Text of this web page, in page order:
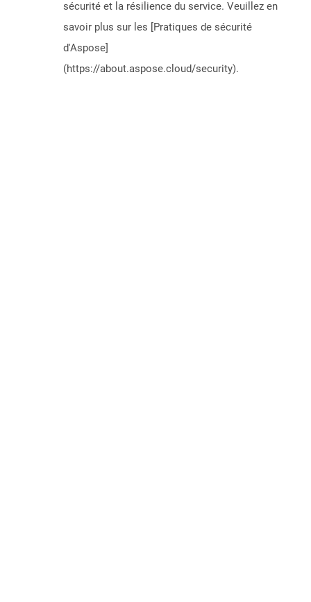
sécurité et la résilience du service. Veuillez en
savoir plus sur les [Pratiques de sécurité
d'Aspose]
(https://about.aspose.cloud/security).